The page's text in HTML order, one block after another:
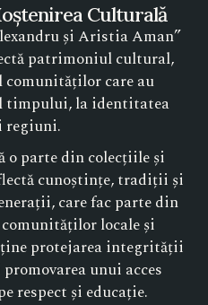
Culturală
și Aristia Aman”
patrimoniul cultural,
care au
timpului, la identitatea
regiuni.
o parte din colecțiile și
cunoștințe, tradiții și
care fac parte din
locale și
protejarea integrității
unui acces
respect și educație.